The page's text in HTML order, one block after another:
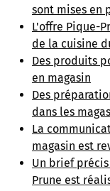
sont mises en
L'offre Pique-
de la cuisine
Des produits
en magasin
Des
dans les
La
magasin est
Un brief
Prune est